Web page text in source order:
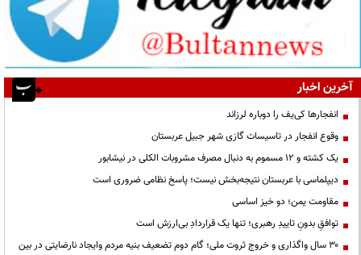
آخرین اخبار
انفجارها کی‌یف را دوباره لرزاند
وقوع انفجار در تاسیسات گازی شهر جبیل عربستان
یک کشته و ۱۲ مسموم به دنبال مصرف مشروبات الکلی در نیشابور
دیپلماسی با عربستان نتیجه‌بخش نیست؛ پاسخ نظامی ضروری است
مقاومت یمن؛ دو خیز اساسی
توافقِ بدونِ تاییدِ رهبری؛ تنها یک قراردادِ بی‌ارزش است
۳۰ سال واگذاری و خروج ثروت ملی؛ گام دوم تضعیف بنیه مردم وایجاد نارضایتی در بین